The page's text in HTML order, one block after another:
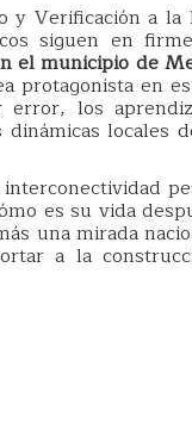
y Verificación a la
siguen en
el municipio de
protagonista en
los
locales
es su vida
una mirada
a la